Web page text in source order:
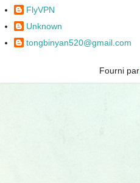
FlyVPN
Unknown
tongbinyan520@gmail.com
Fourni par